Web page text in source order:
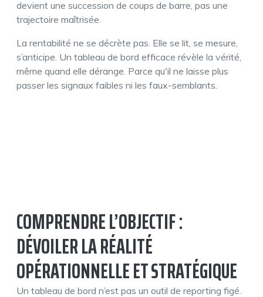
devient une succession de coups de barre, pas une
trajectoire maîtrisée.
La rentabilité ne se décrète pas. Elle se lit, se mesure,
s’anticipe. Un tableau de bord efficace révèle la vérité,
même quand elle dérange. Parce qu'il ne laisse plus
passer les signaux faibles ni les faux-semblants.
COMPRENDRE L’OBJECTIF :
DÉVOILER LA RÉALITÉ
OPÉRATIONNELLE ET STRATÉGIQUE
Un tableau de bord n’est pas un outil de reporting figé.